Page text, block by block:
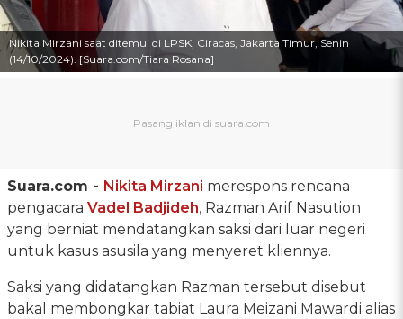
Nikita Mirzani saat ditemui di LPSK, Ciracas, Jakarta Timur, Senin
(14/10/2024). [Suara.com/Tiara Rosana]
Suara.com - Nikita Mirzani merespons rencana
pengacara Vadel Badjideh, Razman Arif Nasution
yang berniat mendatangkan saksi dari luar negeri
untuk kasus asusila yang menyeret kliennya.
Saksi yang didatangkan Razman tersebut disebut
bakal membongkar tabiat Laura Meizani Mawardi alias